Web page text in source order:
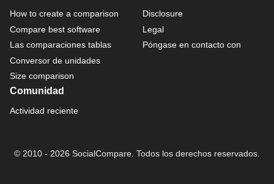
How to create a comparison
Compare best software
Las comparaciones tablas
Conversor de unidades
Size comparison
Disclosure
Legal
Póngase en contacto con
Comunidad
Actividad reciente
© 2010 - 2026 SocialCompare. Todos los derechos reservados.